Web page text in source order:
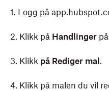
1. Logg på
2. Klikk på Handlinger
3. Klikk på Rediger mal .
4. Klikk på malen du vil